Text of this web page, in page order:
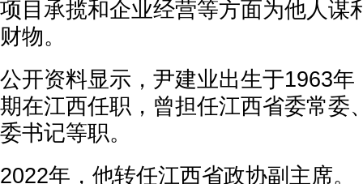
项目承揽和企业经营等方面为他人谋
财物。
公开资料显示，尹建业出生于1963
期在江西任职，曾担任江西省委常委
委书记等职。
2022年，他转任江西省政协副主席。